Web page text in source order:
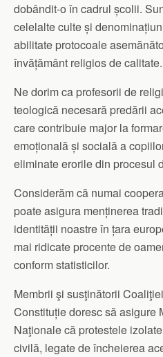
dobândit-o în cadrul școlii.
celelalte culte și
abilitate protocoale
învățământ religios de calitate.
Ne dorim ca profesorii de
teologică necesară predării
care contribuie major la
emoțională și socială a
eliminate erorile din procesul
Considerăm că numai
poate asigura menținerea
identității noastre în țara
mai ridicate procente de
conform statisticilor.
Membrii şi susţinătorii
Constituție doresc să asigure
Naţionale că protestele
civilă, legate de încheierea